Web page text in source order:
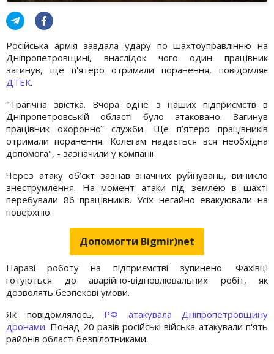
Російська армія завдала удару по шахтоуправлінню на
Дніпропетровщині, внаслідок чого один працівник
загинув, ще п'ятеро отримали поранення, повідомляє
ДТЕК.
"Трагічна звістка. Вчора одне з наших підприємств в
Дніпропетровській області було атаковано. Загинув
працівник охоронної служби. Ще пʼятеро працівників
отримали поранення. Колегам надається вся необхідна
допомога", - зазначили у компанії.
Через атаку об’єкт зазнав значних руйнувань, виникло
знеструмлення. На момент атаки під землею в шахті
перебували 86 працівників. Усіх негайно евакуювали на
поверхню.
Допомогти Bigmir)net
Наразі роботу на підприємстві зупинено. Фахівці
готуються до аварійно-відновлювальних робіт, як
дозволять безпекові умови.
Як повідомлялось, РФ атакувала Дніпропетровщину
дронами. Понад 20 разів російські війська атакували п'ять
районів області безпілотниками.